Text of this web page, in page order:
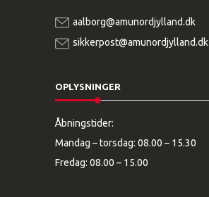
aalborg@amunordjylland.dk
sikkerpost@amunordjylland.dk
OPLYSNINGER
Åbningstider:
Mandag – torsdag: 08.00 – 15.30
Fredag: 08.00 – 15.00